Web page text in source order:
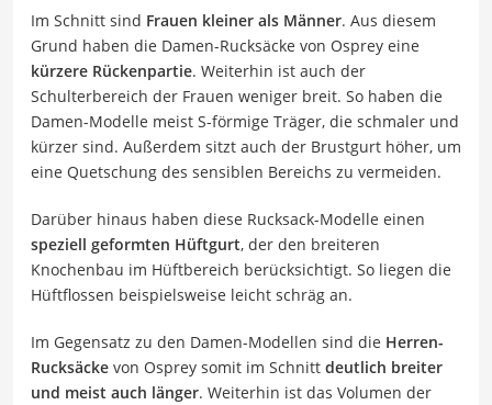
Im Schnitt sind Frauen kleiner als Männer. Aus diesem
Grund haben die Damen-Rucksäcke von Osprey eine
kürzere Rückenpartie. Weiterhin ist auch der
Schulterbereich der Frauen weniger breit. So haben die
Damen-Modelle meist S-förmige Träger, die schmaler und
kürzer sind. Außerdem sitzt auch der Brustgurt höher, um
eine Quetschung des sensiblen Bereichs zu vermeiden.
Darüber hinaus haben diese Rucksack-Modelle einen
speziell geformten Hüftgurt, der den breiteren
Knochenbau im Hüftbereich berücksichtigt. So liegen die
Hüftflossen beispielsweise leicht schräg an.
Im Gegensatz zu den Damen-Modellen sind die Herren-
Rucksäcke von Osprey somit im Schnitt deutlich breiter
und meist auch länger. Weiterhin ist das Volumen der